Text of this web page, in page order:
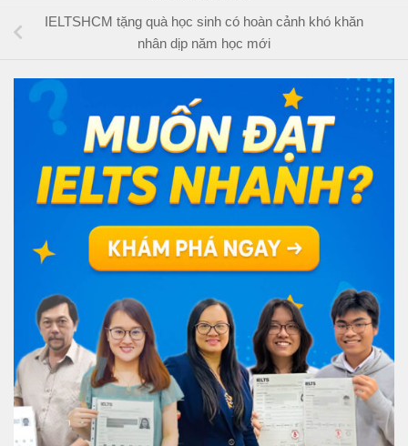
IELTSHCM tặng quà học sinh có hoàn cảnh khó khăn
nhân dịp năm học mới